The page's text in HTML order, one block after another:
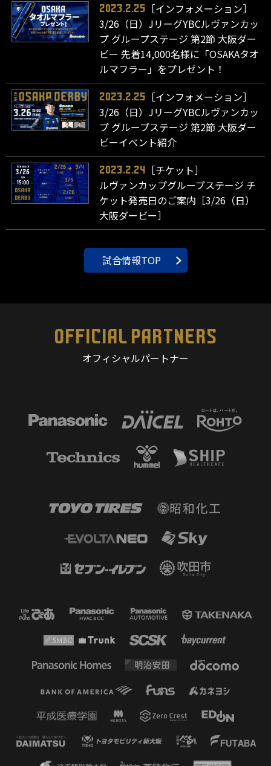
2023.2.25
［インフォメーション］
3/26（日）JリーグYBCルヴァンカッ
プ グループステージ 第2節 大阪ダー
ビー 先着14,000名様に「OSAKAタオ
ルマフラー」をプレゼント！
2023.2.25
［インフォメーション］
3/26（日）JリーグYBCルヴァンカッ
プ グループステージ 第2節 大阪ダー
ビーイベント紹介
2023.2.24
［チケット］
ルヴァンカップグループステージ チ
ケット発売日のご案内［3/26（日）
大阪ダービー］
試合情報TOP
OFFICIAL PARTNERS
オフィシャルパートナー